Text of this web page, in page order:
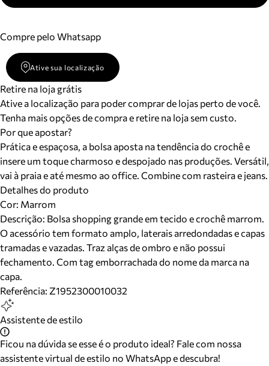
Compre pelo Whatsapp
Ative sua localização
Retire na loja grátis
Ative a localização para poder comprar de lojas perto de você.
Tenha mais opções de compra e retire na loja sem custo.
Por que apostar?
Prática e espaçosa, a bolsa aposta na tendência do crochê e
insere um toque charmoso e despojado nas produções. Versátil,
vai à praia e até mesmo ao office. Combine com rasteira e jeans.
Detalhes do produto
Cor: Marrom
Descrição: Bolsa shopping grande em tecido e crochê marrom.
O acessório tem formato amplo, laterais arredondadas e capas
tramadas e vazadas. Traz alças de ombro e não possui
fechamento. Com tag emborrachada do nome da marca na
capa.
Referência: Z1952300010032
Assistente de estilo
Ficou na dúvida se esse é o produto ideal? Fale com nossa
assistente virtual de estilo no WhatsApp e descubra!